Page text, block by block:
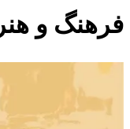
فرهنگ و